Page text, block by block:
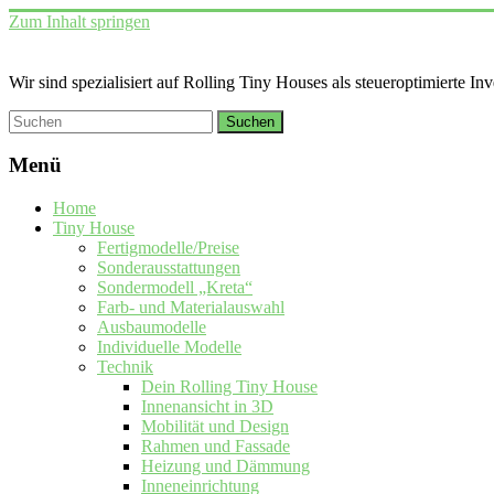
Zum Inhalt springen
Wir sind spezialisiert auf Rolling Tiny Houses als steueroptimierte
Menü
Home
Tiny House
Fertigmodelle/Preise
Sonderausstattungen
Sondermodell „Kreta“
Farb- und Materialauswahl
Ausbaumodelle
Individuelle Modelle
Technik
Dein Rolling Tiny House
Innenansicht in 3D
Mobilität und Design
Rahmen und Fassade
Heizung und Dämmung
Inneneinrichtung